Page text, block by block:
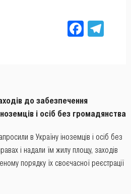
до забезпечення
і осіб без громадянства
в Україну іноземців і осіб без
і надали їм жилу площу, заходів
порядку їх своєчасної реєстрації